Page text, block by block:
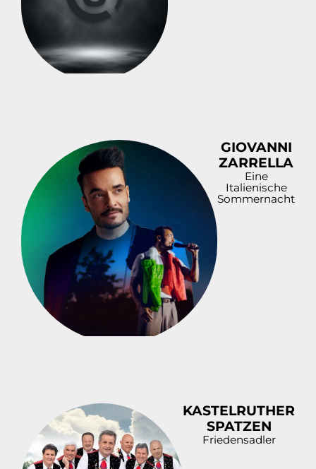
GIOVANNI
ZARRELLA
Eine
Italienische
Sommernacht
KASTELRUTHER
SPATZEN
Friedensadler